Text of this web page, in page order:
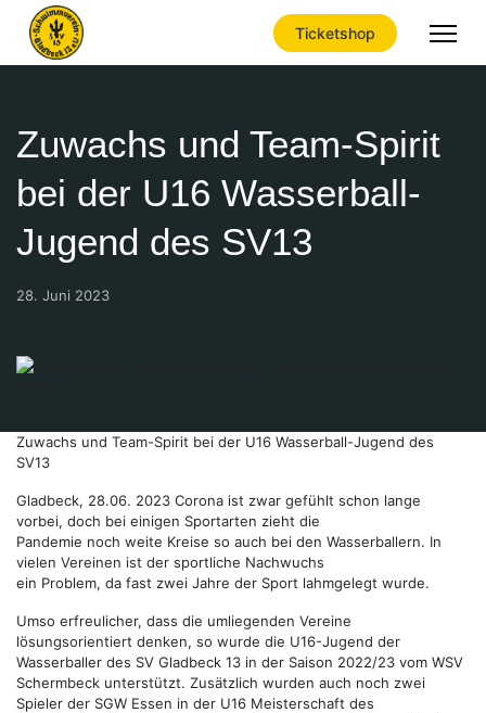
Ticketshop
Zuwachs und Team-Spirit
bei der U16 Wasserball-
Jugend des SV13
28. Juni 2023
Zuwachs und Team-Spirit bei der U16 Wasserball-Jugend des
SV13
Gladbeck, 28.06. 2023 Corona ist zwar gefühlt schon lange
vorbei, doch bei einigen Sportarten zieht die
Pandemie noch weite Kreise so auch bei den Wasserballern. In
vielen Vereinen ist der sportliche Nachwuchs
ein Problem, da fast zwei Jahre der Sport lahmgelegt wurde.
Umso erfreulicher, dass die umliegenden Vereine
lösungsorientiert denken, so wurde die U16-Jugend der
Wasserballer des SV Gladbeck 13 in der Saison 2022/23 vom WSV
Schermbeck unterstützt. Zusätzlich wurden auch noch zwei
Spieler der SGW Essen in der U16 Meisterschaft des